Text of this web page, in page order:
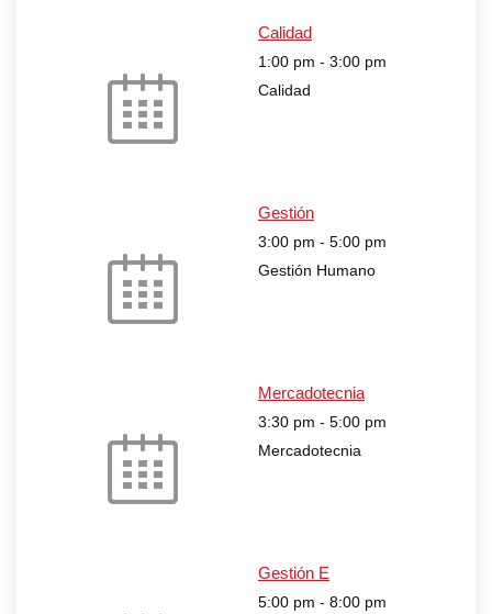
Calidad
1:00 pm - 3:00 pm
Calidad
Gestión
3:00 pm - 5:00 pm
Gestión Humano
Mercadotecnia
3:30 pm - 5:00 pm
Mercadotecnia
Gestión E
5:00 pm - 8:00 pm